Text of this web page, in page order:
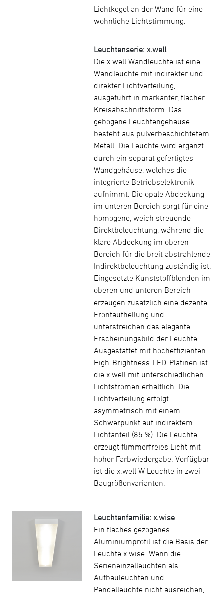
Lichtkegel an der Wand für eine
wohnliche Lichtstimmung.
Leuchtenserie: x.well
Die x.well Wandleuchte ist eine
Wandleuchte mit indirekter und
direkter Lichtverteilung,
ausgeführt in markanter, flacher
Kreisabschnittsform. Das
gebogene Leuchtengehäuse
besteht aus pulverbeschichtetem
Metall. Die Leuchte wird ergänzt
durch ein separat gefertigtes
Wandgehäuse, welches die
integrierte Betriebselektronik
aufnimmt. Die opale Abdeckung
im unteren Bereich sorgt für eine
homogene, weich streuende
Direktbeleuchtung, während die
klare Abdeckung im oberen
Bereich für die breit abstrahlende
Indirektbeleuchtung zuständig ist.
Eingesetzte Kunststoffblenden im
oberen und unteren Bereich
erzeugen zusätzlich eine dezente
Frontaufhellung und
unterstreichen das elegante
Erscheinungsbild der Leuchte.
Ausgestattet mit hocheffizienten
High-Brightness-LED-Platinen ist
die x.well mit unterschiedlichen
Lichtströmen erhältlich. Die
Lichtverteilung erfolgt
asymmetrisch mit einem
Schwerpunkt auf indirektem
Lichtanteil (85 %). Die Leuchte
erzeugt flimmerfreies Licht mit
hoher Farbwiedergabe. Verfügbar
ist die x.well W Leuchte in zwei
Baugrößenvarianten.
Leuchtenfamilie: x.wise
Ein flaches gezogenes
Aluminiumprofil ist die Basis der
Leuchte x.wise. Wenn die
Serieneinzelleuchten als
Aufbauleuchten und
Pendelleuchte nicht ausreichen,